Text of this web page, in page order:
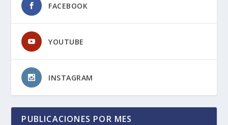
FACEBOOK
YOUTUBE
INSTAGRAM
PUBLICACIONES POR MES